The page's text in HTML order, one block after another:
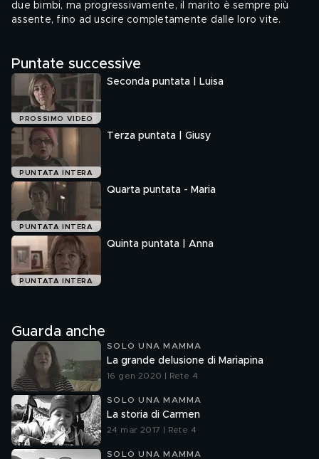
due bimbi, ma progressivamente, il marito è sempre più
assente, fino ad uscire completamente dalle loro vite.
Puntate successive
PROSSIMO VIDEO
Seconda puntata | Luisa
PUNTATA INTERA
Terza puntata | Giusy
PUNTATA INTERA
Quarta puntata - Maria
PUNTATA INTERA
Quinta puntata | Anna
Guarda anche
SOLO UNA MAMMA
La grande delusione di Mariapina
16 gen 2020 | Rete 4
SOLO UNA MAMMA
La storia di Carmen
24 mar 2017 | Rete 4
SOLO UNA MAMMA